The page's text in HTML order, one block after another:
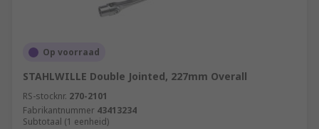
Op voorraad
STAHLWILLE Double Jointed, 227mm Overall
RS-stocknr. 270-2101
Fabrikantnummer 43413234
Subtotaal (1 eenheid)